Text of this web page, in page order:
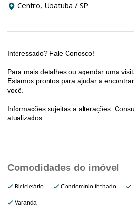
Centro, Ubatuba / SP
Interessado? Fale Conosco!
Para mais detalhes ou agendar uma
Estamos prontos para ajudar a
você.
Informações sujeitas a alterações.
atualizados.
Bicicletário Condomínio fechado
Varanda